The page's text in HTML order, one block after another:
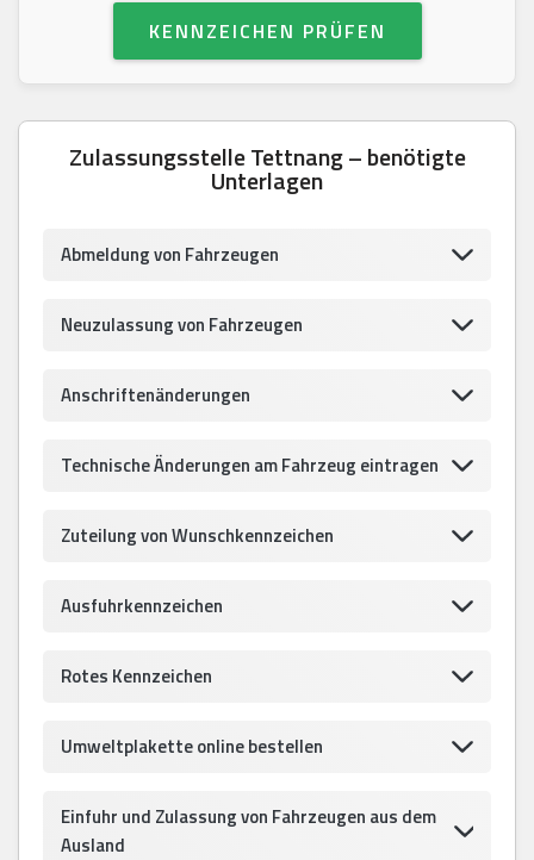
KENNZEICHEN PRÜFEN
Zulassungsstelle Tettnang – benötigte
Unterlagen
Abmeldung von Fahrzeugen
Neuzulassung von Fahrzeugen
Anschriftenänderungen
Technische Änderungen am Fahrzeug eintragen
Zuteilung von Wunschkennzeichen
Ausfuhrkennzeichen
Rotes Kennzeichen
Umweltplakette online bestellen
Einfuhr und Zulassung von Fahrzeugen aus dem
Ausland